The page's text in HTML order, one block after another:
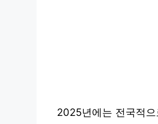
2025년에는 전국적